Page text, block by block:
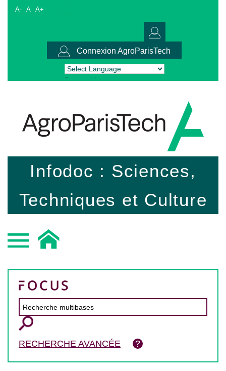
A- A A+
Connexion AgroParisTech
Powered by Translate
Infodoc : Sciences,
Techniques et Culture
RECHERCHE AVANCÉE